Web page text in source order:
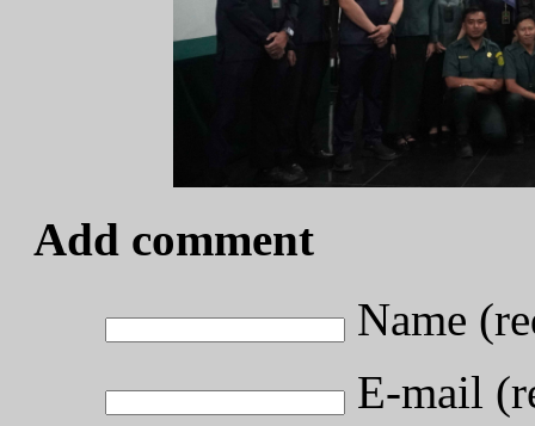
Add comment
Name
E-mail